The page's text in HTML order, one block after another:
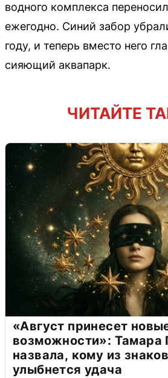
водного комплекса
ежегодно. Синий забор
году, и теперь вместо него
сияющий аквапарк.
ЧИТАЙТЕ
«Август принесет
возможности»: Тамара
назвала, кому из
улыбнется удача